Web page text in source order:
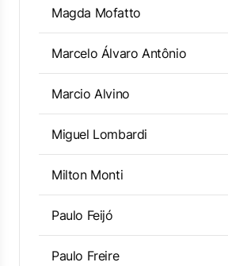
Magda Mofatto
Marcelo Álvaro Antônio
Marcio Alvino
Miguel Lombardi
Milton Monti
Paulo Feijó
Paulo Freire